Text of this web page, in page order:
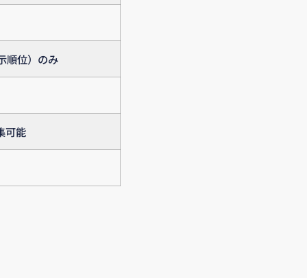
順位）のみ
可能